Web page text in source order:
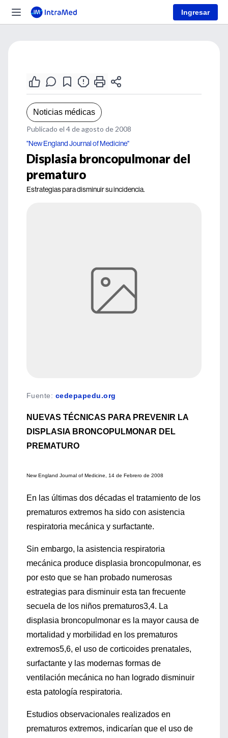
Ingresar
Noticias médicas
Publicado el 4 de agosto de 2008
"New England Journal of Medicine"
Displasia broncopulmonar del
prematuro
Estrategias para disminuir su incidencia.
Fuente: cedepapedu.org
NUEVAS TÉCNICAS PARA PREVENIR LA
DISPLASIA BRONCOPULMONAR DEL
PREMATURO
New England Journal of Medicine, 14 de Febrero de 2008
En las últimas dos décadas el tratamiento de los
prematuros extremos ha sido con asistencia
respiratoria mecánica y surfactante.
Sin embargo, la asistencia respiratoria
mecánica produce displasia broncopulmonar, es
por esto que se han probado numerosas
estrategias para disminuir esta tan frecuente
secuela de los niños prematuros3,4. La
displasia broncopulmonar es la mayor causa de
mortalidad y morbilidad en los prematuros
extremos5,6, el uso de corticoides prenatales,
surfactante y las modernas formas de
ventilación mecánica no han logrado disminuir
esta patología respiratoria.
Estudios observacionales realizados en
prematuros extremos, indicarían que el uso de